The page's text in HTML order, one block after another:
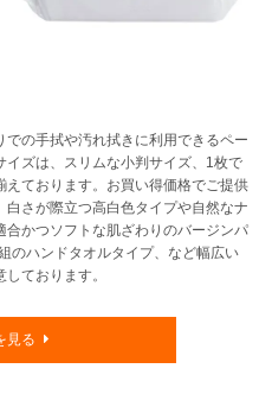
での手拭や汚れ拭きに利用できるペー
ズは、スリムな小判サイズ、1枚で
えております。お買い得価格でご提供
さが際立つ高白色タイプや自然なナ
かつソフトな肌ざわりのバージンパ
のハンドタオルタイプ、など幅広い
ております。
見る